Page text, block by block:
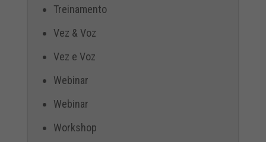
Treinamento
Vez & Voz
Vez e Voz
Webinar
Webinar
Workshop